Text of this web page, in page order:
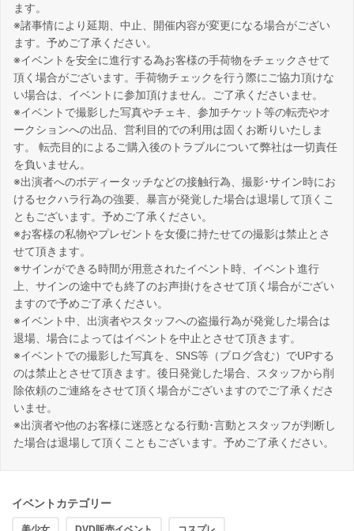
ます。
※諸事情により延期、中止、開催内容が変更になる場合がござい
ます。予めご了承ください。
※イベントを安全に進行する為お客様の手荷物をチェックさせて
頂く場合がございます。手荷物チェックを行う際にご協力頂けな
い場合は、イベントに参加頂けません。ご了承くださいませ。
※イベントで撮影した写真やチェキ、参加チケット等の転売やオ
ークションへの出品、営利目的での利用は固くお断りいたしま
す。 転売目的によるご購入後のトラブルについて弊社は一切責任
を負いません。
※出演者へのボディータッチなどの接触行為、撮影･サイン時にお
けるセクハラ行為の強要、暴言が発覚した場合は退場して頂くこ
ともございます。予めご了承ください。
※お客様の私物やプレゼントを女優に持たせての撮影は禁止とさ
せて頂きます。
※サインができる時間が用意されたイベント時、イベント進行
上、サインの途中でも終了のお声掛けをさせて頂く場合がござい
ますので予めご了承ください。
※イベント中、出演者やスタッフへの盗撮行為が発覚した場合は
退場、場合によってはイベントを中止とさせて頂きます。
※イベントでの撮影した写真を、SNS等（ブログ含む）でUPする
のは禁止とさせて頂きます。後日発覚した場合、スタッフから削
除依頼のご連絡をさせて頂く場合がございますのでご了承くださ
いませ。
※出演者や他のお客様に迷惑となる行動･言動とスタッフが判断し
た場合は退場して頂くこともございます。予めご了承ください。
イベントカテゴリー